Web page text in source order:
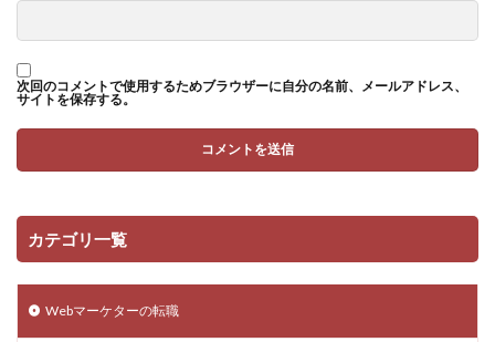
次回のコメントで使用するためブラウザーに自分の名前、メールアドレス、
サイトを保存する。
カテゴリ一覧
Webマーケターの転職